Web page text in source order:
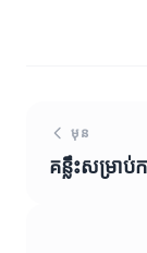
មុន
គន្លឹះសម្រា